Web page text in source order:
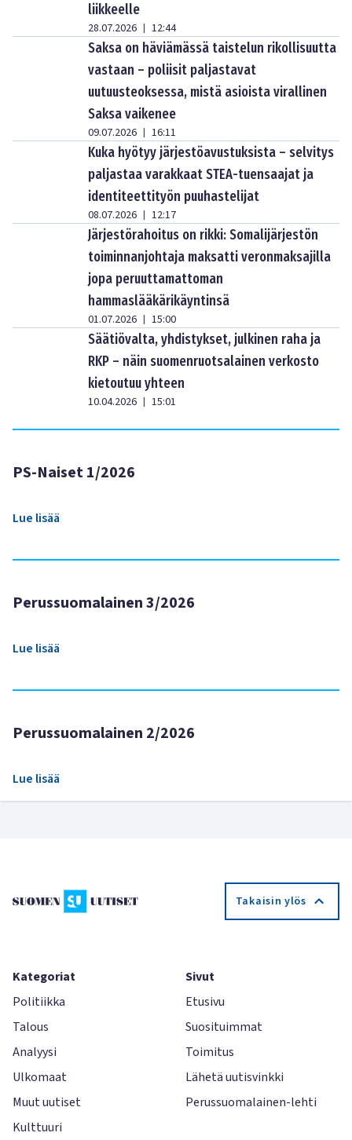
liikkeelle
28.07.2026 | 12:44
Saksa on häviämässä taistelun rikollisuutta
vastaan – poliisit paljastavat
uutuusteoksessa, mistä asioista virallinen
Saksa vaikenee
09.07.2026 | 16:11
Kuka hyötyy järjestöavustuksista – selvitys
paljastaa varakkaat STEA-tuensaajat ja
identiteettityön puuhastelijat
08.07.2026 | 12:17
Järjestörahoitus on rikki: Somalijärjestön
toiminnanjohtaja maksatti veronmaksajilla
jopa peruuttamattoman
hammaslääkärikäyntinsä
01.07.2026 | 15:00
Säätiövalta, yhdistykset, julkinen raha ja
RKP – näin suomenruotsalainen verkosto
kietoutuu yhteen
10.04.2026 | 15:01
PS-Naiset 1/2026
Lue lisää
Perussuomalainen 3/2026
Lue lisää
Perussuomalainen 2/2026
Lue lisää
Takaisin ylös
Kategoriat
Politiikka
Talous
Analyysi
Ulkomaat
Muut uutiset
Kulttuuri
Sivut
Etusivu
Suosituimmat
Toimitus
Lähetä uutisvinkki
Perussuomalainen-lehti